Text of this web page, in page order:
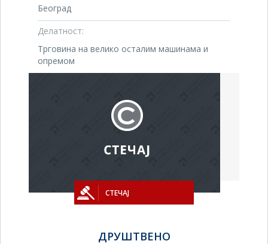
Београд
Делатност:
Трговина на велико осталим машинама и
опремом
СТЕЧАЈ
ДРУШТВЕНО